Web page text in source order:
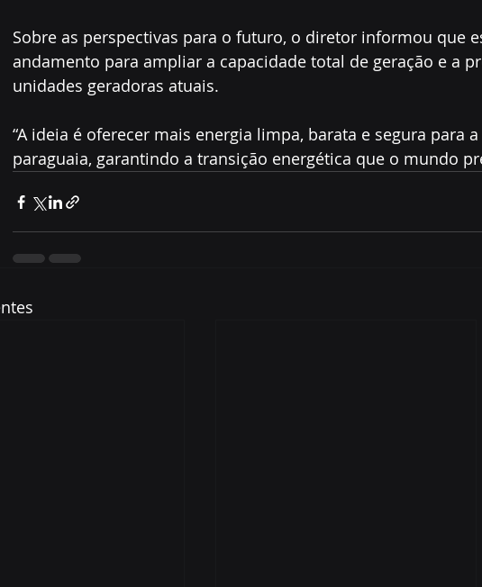
Sobre as perspectivas para o futuro, o diretor informou que
andamento para ampliar a capacidade total de geração e a
unidades geradoras atuais.
“A ideia é oferecer mais energia limpa, barata e segura para
paraguaia, garantindo a transição energética que o mundo